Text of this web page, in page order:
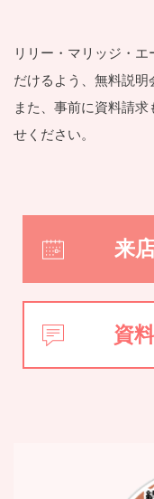
リリー・マリッジ・
だけるよう、 無料説明
また、事前に資料請
せください。
来
資